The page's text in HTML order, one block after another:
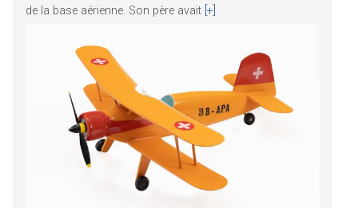
de la base aérienne. Son père avait [+]